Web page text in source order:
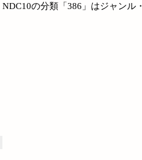
NDC10の分類「386」はジャンル